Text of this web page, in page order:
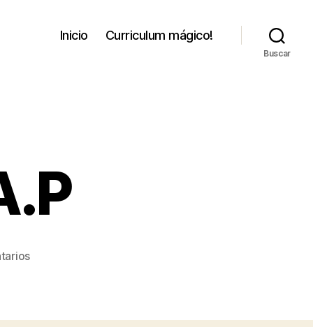
Inicio Curriculum mágico!
Buscar
en